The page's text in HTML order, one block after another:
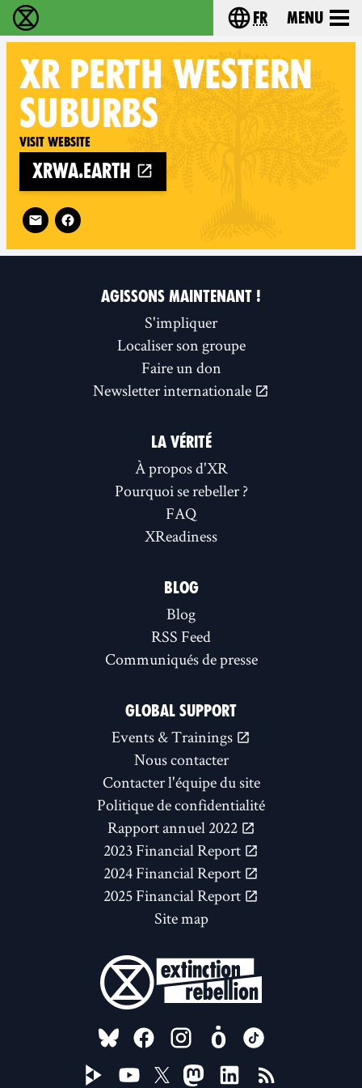
Extinction Rebellion - Home Choisissez votre
fr Menu
XR PERTH WESTERN
SUBURBS
Visit website
xrwa.earth
Follow XR Perth Western Suburbs on
AGISSONS MAINTENANT !
S'impliquer
Localiser son groupe
Faire un don
Newsletter internationale
LA VÉRITÉ
À propos d'XR
Pourquoi se rebeller ?
FAQ
XReadiness
BLOG
Blog
RSS Feed
Communiqués de presse
GLOBAL SUPPORT
Events & Trainings
Nous contacter
Contacter l'équipe du site
Politique de confidentialité
Rapport annuel 2022
2023 Financial Report
2024 Financial Report
2025 Financial Report
Site map
FOLLOW US ON